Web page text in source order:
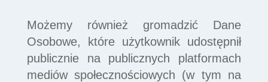
Możemy również gromadzić Dane
Osobowe, które użytkownik udostępnił
publicznie na publicznych platformach
mediów społecznościowych (w tym na